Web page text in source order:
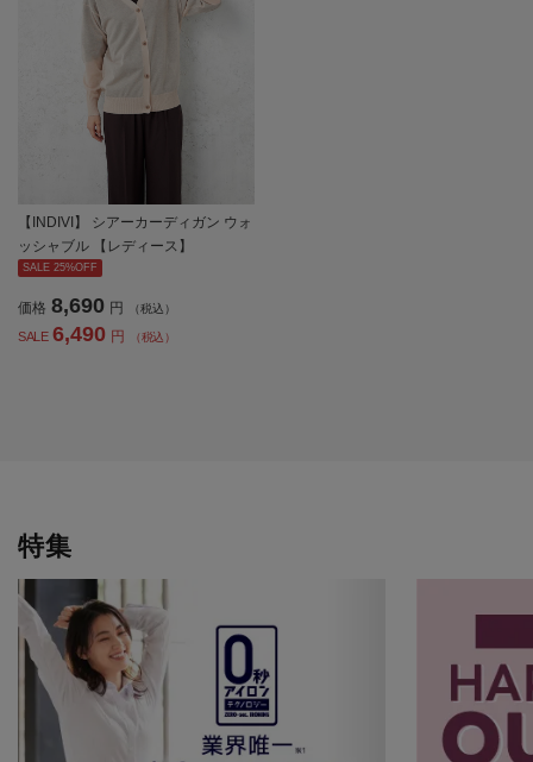
【INDIVI】 シアーカーディガン ウォ
ッシャブル 【レディース】
SALE 25%OFF
価格 8,690 円 （税込）
SALE 6,490 円 （税込）
特集